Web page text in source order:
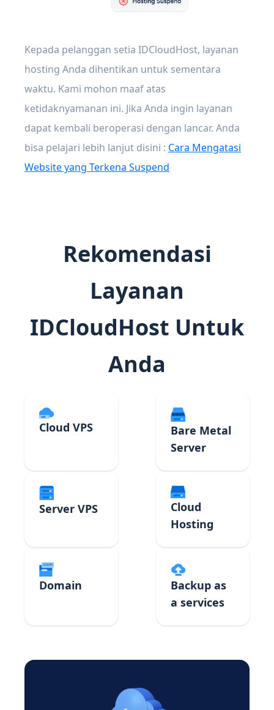
Kepada pelanggan setia IDCloudHost, layanan
hosting Anda dihentikan untuk sementara
waktu. Kami mohon maaf atas
ketidaknyamanan ini. Jika Anda ingin layanan
dapat kembali beroperasi dengan lancar. Anda
bisa pelajari lebih lanjut disini : Cara Mengatasi
Website yang Terkena Suspend
Rekomendasi
Layanan
IDCloudHost Untuk
Anda
Cloud VPS
Bare Metal
Server
Server VPS
Cloud
Hosting
Domain
Backup as
a services